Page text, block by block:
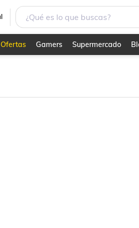
Ofertas Gamers Supermercado